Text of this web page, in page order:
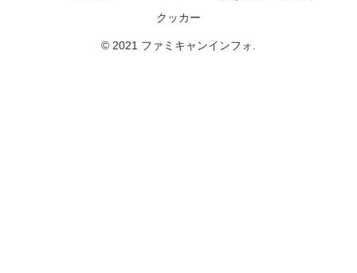
クッカー
© 2021 ファミキャンインフォ.